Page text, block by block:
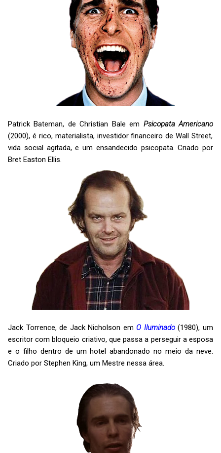
Patrick Bateman, de Christian Bale em Psicopata Americano
(2000), é rico, materialista, investidor financeiro de Wall Street,
vida social agitada, e um ensandecido psicopata. Criado por
Bret Easton Ellis.
Jack Torrence, de Jack Nicholson em O Iluminado(1980), um
escritor com bloqueio criativo, que passa a perseguir a esposa
e o filho dentro de um hotel abandonado no meio da neve.
Criado por Stephen King, um Mestre nessa área.